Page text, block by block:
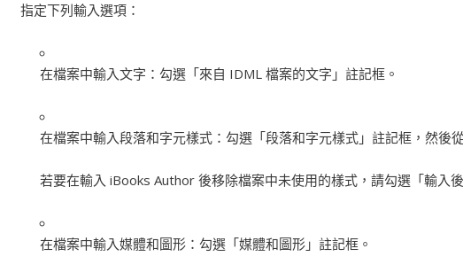
指定下列輸入選項：
在檔案中輸入文字： 勾選「來自 IDML 檔案的文字」註記框。
在檔案中輸入段落和字元樣式： 勾選「段落和字元樣式」註記框，然後
若要在輸入 iBooks Author 後移除檔案中未使用的樣式，請勾選「輸入
在檔案中輸入媒體和圖形： 勾選「媒體和圖形」註記框。